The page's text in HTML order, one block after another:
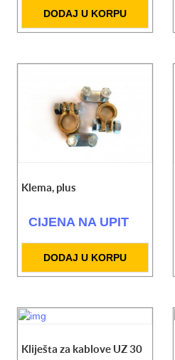
DODAJ U KORPU
Klema, plus
CIJENA NA UPIT
DODAJ U KORPU
Kliješta za kablove UZ 30